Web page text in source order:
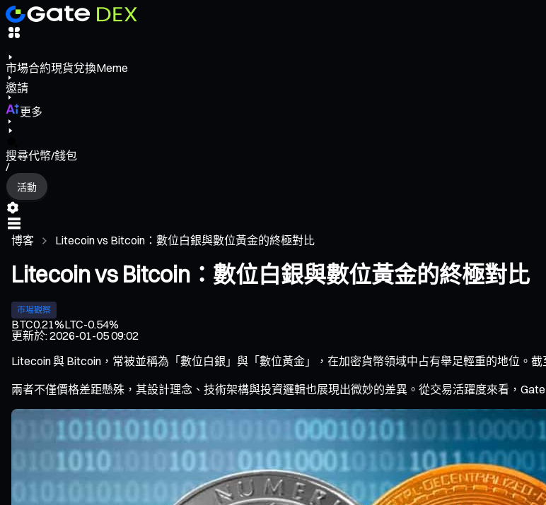
市場合約現貨兌換Meme
邀請
更多
搜尋代幣/錢包
/
活動
博客 Litecoin vs Bitcoin：數位白銀與數位黃金的終極對比
Litecoin vs Bitcoin：數位白銀與數位黃金的終極對比
市場觀察
BTC0.21%LTC-0.54%
更新於:2026-01-05 09:02
Litecoin 與 Bitcoin，常被並稱為「數位白銀」與「數位黃金」，在加密貨幣領域中占有舉足輕重的地位。截
兩者不僅價格差距懸殊，其設計理念、技術架構與投資邏輯也展現出微妙的差異。從交易活躍度來看，